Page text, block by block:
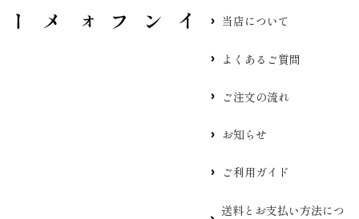
当店について
よくあるご質問
ご注文の流れ
お知らせ
ご利用ガイド
送料とお支払い方法につ